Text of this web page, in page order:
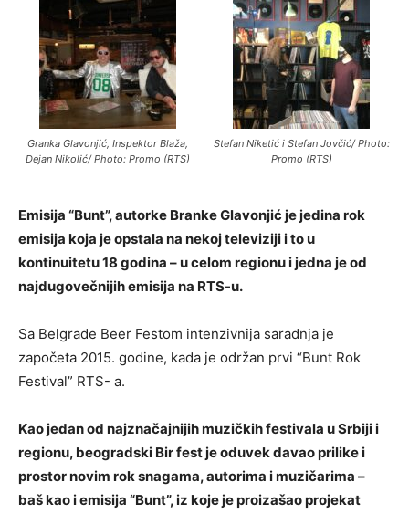
Granka Glavonjić, Inspektor Blaža,
Dejan Nikolić/ Photo: Promo (RTS)
Stefan Niketić i Stefan Jovčić/ Photo:
Promo (RTS)
Emisija “Bunt”, autorke Branke Glavonjić je jedina rok
emisija koja je opstala na nekoj televiziji i to u
kontinuitetu 18 godina – u celom regionu i jedna je od
najdugovečnijih emisija na RTS-u.
Sa Belgrade Beer Festom intenzivnija saradnja je
započeta 2015. godine, kada je održan prvi “Bunt Rok
Festival” RTS- a.
Kao jedan od najznačajnijih muzičkih festivala u Srbiji i
regionu, beogradski Bir fest je oduvek davao prilike i
prostor novim rok snagama, autorima i muzičarima –
baš kao i emisija “Bunt”, iz koje je proizašao projekat